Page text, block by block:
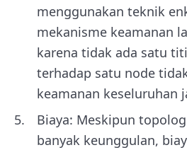
menggunakan teknik
mekanisme keamanan
karena tidak ada satu
terhadap satu node
keamanan keseluruhan
Biaya: Meskipun
banyak keunggulan,